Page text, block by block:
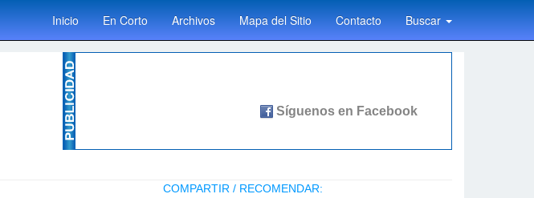
Inicio En Corto Archivos Mapa del Sitio Contacto Buscar
COMPARTIR / RECOMENDAR: